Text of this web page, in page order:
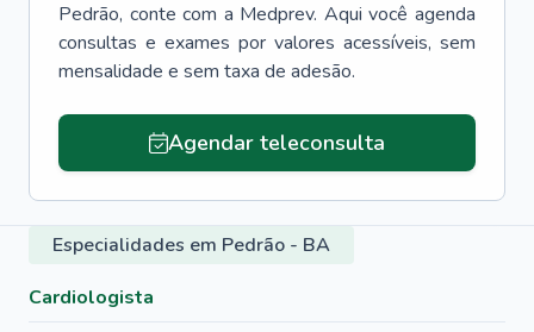
Pedrão, conte com a Medprev. Aqui você agenda
consultas e exames por valores acessíveis, sem
mensalidade e sem taxa de adesão.
Agendar teleconsulta
Especialidades em Pedrão - BA
Cardiologista